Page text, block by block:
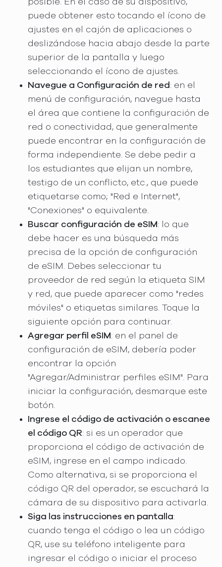
posible. En el caso de su dispositivo,
puede obtener esto tocando el ícono de
ajustes en el cajón de aplicaciones o
deslizándose hacia abajo desde la parte
superior de la pantalla y luego
seleccionando el ícono de ajustes.
Navegue a Configuración de red : en el
menú de configuración, navegue hasta
el área que contiene la configuración de
red o conectividad, que generalmente
puede encontrar en la configuración de
forma independiente. Se debe pedir a
los estudiantes que elijan un nombre,
testigo de un conflicto, etc., que puede
etiquetarse como; "Red e Internet",
"Conexiones" o equivalente.
Buscar configuración de eSIM: lo que
debe hacer es una búsqueda más
precisa de la opción de configuración
de eSIM. Debes seleccionar tu
proveedor de red según la etiqueta SIM
y red, que puede aparecer como "redes
móviles" o etiquetas similares. Toque la
siguiente opción para continuar.
Agregar perfil eSIM: en el panel de
configuración de eSIM, debería poder
encontrar la opción
"Agregar/Administrar perfiles eSIM". Para
iniciar la configuración, desmarque este
botón.
Ingrese el código de activación o escanee
el código QR: si es un operador que
proporciona el código de activación de
eSIM, ingrese en el campo indicado.
Como alternativa, si se proporciona el
código QR del operador, se escuchará la
cámara de su dispositivo para activarla.
Siga las instrucciones en pantalla:
cuando tenga el código o lea un código
QR, use su teléfono inteligente para
ingresar el código o iniciar el proceso